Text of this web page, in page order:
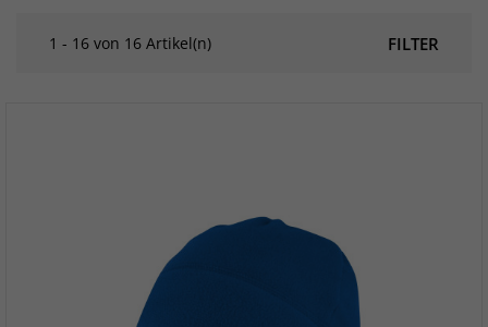
FILTER
1 - 16 von 16 Artikel(n)